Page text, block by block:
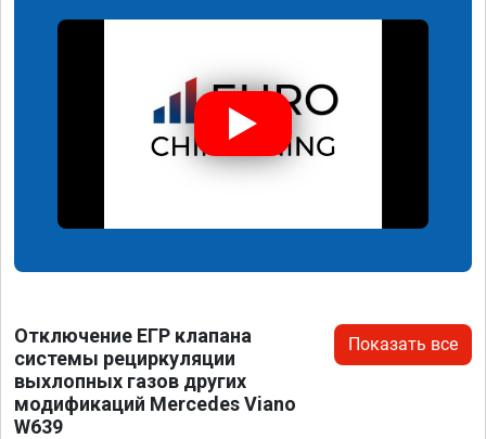
Отключение ЕГР клапана
системы рециркуляции
выхлопных газов других
модификаций Mercedes Viano
W639
Показать все